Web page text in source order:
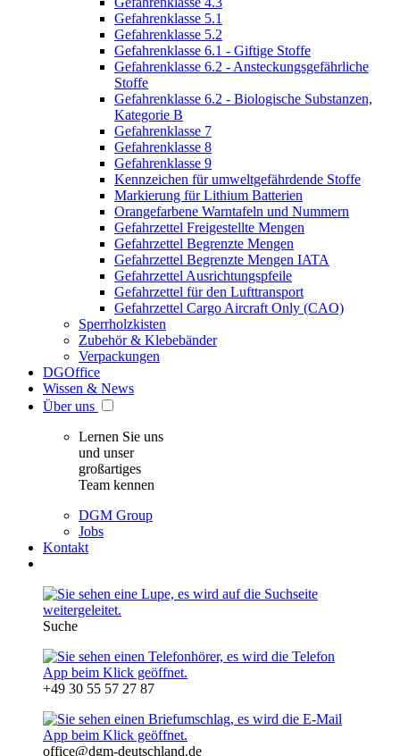
Gefahrenklasse 5.1
Gefahrenklasse 5.2
Gefahrenklasse 6.1 - Giftige Stoffe
Gefahrenklasse 6.2 - Ansteckungsgefährliche
Stoffe
Gefahrenklasse 6.2 - Biologische Substanzen,
Kategorie B
Gefahrenklasse 7
Gefahrenklasse 8
Gefahrenklasse 9
Kennzeichen für umweltgefährdende Stoffe
Markierung für Lithium Batterien
Orangefarbene Warntafeln und Nummern
Gefahrzettel Freigestellte Mengen
Gefahrzettel Begrenzte Mengen
Gefahrzettel Begrenzte Mengen IATA
Gefahrzettel Ausrichtungspfeile
Gefahrzettel für den Lufttransport
Gefahrzettel Cargo Aircraft Only (CAO)
Sperrholzkisten
Zubehör & Klebebänder
Verpackungen
DGOffice
Wissen & News
Über uns
Lernen Sie uns
und unser
großartiges
Team kennen
DGM Group
Jobs
Kontakt
Suche
+49 30 55 57 27 87
office@dgm-deutschland.de